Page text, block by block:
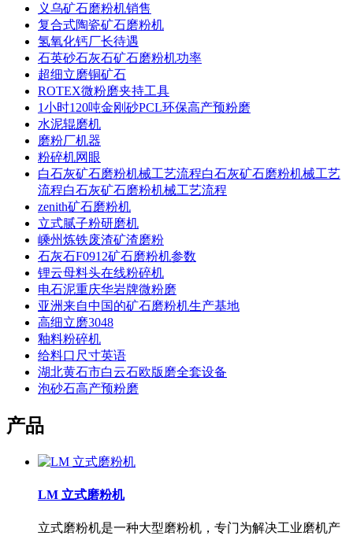
义乌矿石磨粉机销售
复合式陶瓷矿石磨粉机
氢氧化钙厂长待遇
石英砂石灰石矿石磨粉机功率
超细立磨铜矿石
ROTEX微粉磨夹持工具
1小时120吨金刚砂PCL环保高产预粉磨
水泥辊磨机
磨粉厂机器
粉碎机网眼
白石灰矿石磨粉机械工艺流程白石灰矿石磨粉机械工艺
流程白石灰矿石磨粉机械工艺流程
zenith矿石磨粉机
立式腻子粉研磨机
嵊州炼铁废渣矿渣磨粉
石灰石F0912矿石磨粉机参数
锂云母料头在线粉碎机
电石泥重庆华岩牌微粉磨
亚洲来自中国的矿石磨粉机生产基地
高细立磨3048
釉料粉碎机
给料口尺寸英语
湖北黄石市白云石欧版磨全套设备
泡砂石高产预粉磨
产品
LM 立式磨粉机
立式磨粉机是一种大型磨粉机，专门为解决工业磨机产